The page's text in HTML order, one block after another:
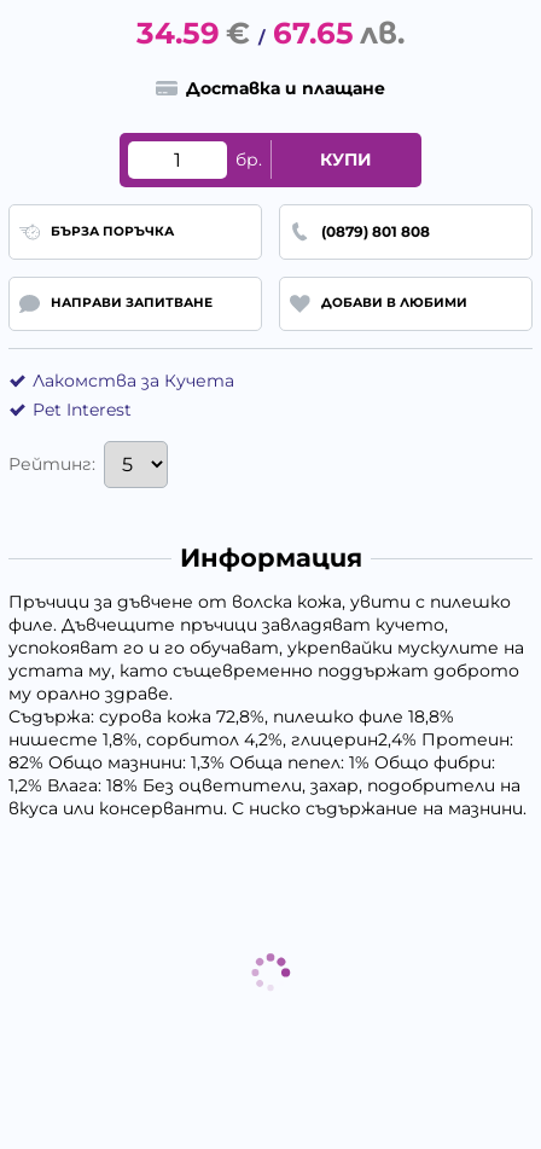
34.59 € / 67.65 лв.
Доставка и плащане
бр. КУПИ
БЪРЗА ПОРЪЧКА (0879) 801 808
НАПРАВИ ЗАПИТВАНЕ ДОБАВИ В ЛЮБИМИ
Лакомства за Кучета
Pet Interest
Рейтинг:
Информация
Пръчици за дъвчене от волска кожа, увити с пилешко
филе. Дъвчещите пръчици завладяват кучето,
успокояват го и го обучават, укрепвайки мускулите на
устата му, като същевременно поддържат доброто
му орално здраве.
Съдържа: сурова кожа 72,8%, пилешко филе 18,8%
нишесте 1,8%, сорбитол 4,2%, глицерин2,4% Протеин:
82% Общо мазнини: 1,3% Обща пепел: 1% Общо фибри:
1,2% Влага: 18% Без оцветители, захар, подобрители на
вкуса или консерванти. С ниско съдържание на мазнини.